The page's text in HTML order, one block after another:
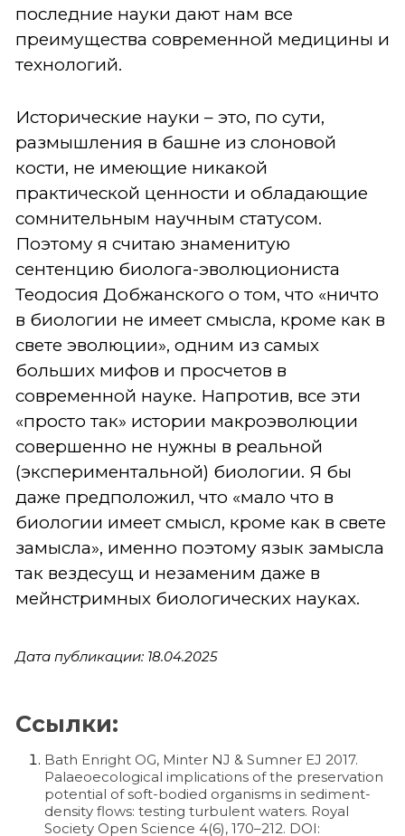
последние науки дают нам все
преимущества современной медицины и
технологий.
Исторические науки – это, по сути,
размышления в башне из слоновой
кости, не имеющие никакой
практической ценности и обладающие
сомнительным научным статусом.
Поэтому я считаю знаменитую
сентенцию биолога-эволюциониста
Теодосия Добжанского о том, что «ничто
в биологии не имеет смысла, кроме как в
свете эволюции», одним из самых
больших мифов и просчетов в
современной науке. Напротив, все эти
«просто так» истории макроэволюции
совершенно не нужны в реальной
(экспериментальной) биологии. Я бы
даже предположил, что «мало что в
биологии имеет смысл, кроме как в свете
замысла», именно поэтому язык замысла
так вездесущ и незаменим даже в
мейнстримных биологических науках.
Дата публикации: 18.04.2025
Ссылки:
Bath Enright OG, Minter NJ & Sumner EJ 2017.
Palaeoecological implications of the preservation
potential of soft-bodied organisms in sediment-
density flows: testing turbulent waters. Royal
Society Open Science 4(6), 170–212. DOI: